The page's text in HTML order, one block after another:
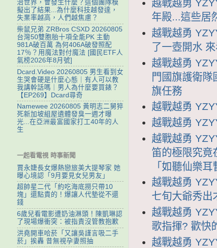
越戰越勇
年殿...這些居
越戰越勇
了一壺開水
越戰越勇
門國旗護衛
旗任務
越戰越勇
越戰越勇
越戰越勇
笛的極限究竟
「如聽仙樂
越戰越勇
七旬大爺秀出
越戰越勇
歌指揮? 歡快
越戰越勇
治世界，會發生什麼？這個團隊模
擬出了結果...為什麼科技越發達，
失業率越高，人們越焦慮？
柴鼠兄弟 ZRBros CSXD 20260805
台灣50雙胞胎十項全能PK 主動
981A破百萬 為何406A破發照配
17％？用魔法對付魔法 [國民ETF人
氣榜2026年8月號]
Dcard.Video 20260805 男生看到女
生哭會硬是什麼心態｜有人可以教
我講幹話嗎｜男人為什麼要買錶？
【EP269】Dcard尋奇
Namewee 20260805 黃明志二舅猝
死新加坡組屋遺體發臭一週才曝
光...在亞洲最富國家打工40年的人
生
一起看電視 時事新聞
賈永婕長女爆熱戀旅美大提琴家 她
曝心境認「9月要見女兒男友」
超帥星二代「約吃海底撈只帶10
塊」還點貴的！爆讓人代墊從不還
錢
6歲兒看電影遭奶油淋頭！陳凱琳認
了現場爆衝突：被指責沒管教抱歉
洪堯開車哈菸「又讓吳謹言吸二手
菸」挨轟 昔無視孕妻照抽